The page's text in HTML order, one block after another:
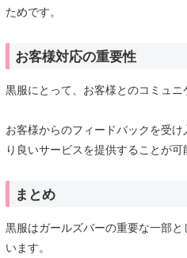
ためです。
お客様対応の重要性
黒服にとって、お客様とのコミュニ
お客様からのフィードバックを受
り良いサービスを提供することが可
まとめ
黒服はガールズバーの重要な一部
います。